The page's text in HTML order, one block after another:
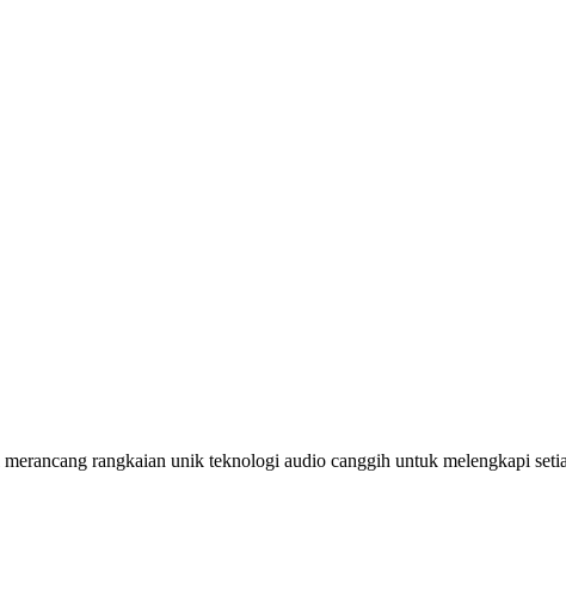
rangkaian unik teknologi audio canggih untuk melengkapi